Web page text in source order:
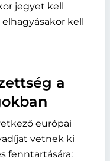
jegyet kell
kell
a
európai
vetnek ki
fenntartására: